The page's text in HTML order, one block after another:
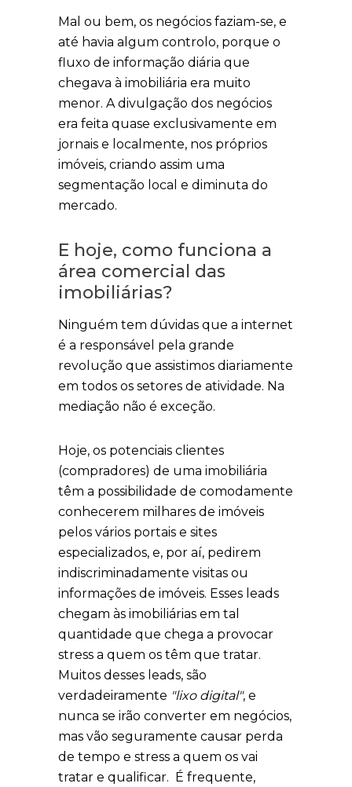
Mal ou bem, os negócios faziam-se, e
até havia algum controlo, porque o
fluxo de informação diária que
chegava à imobiliária era muito
menor. A divulgação dos negócios
era feita quase exclusivamente em
jornais e localmente, nos próprios
imóveis, criando assim uma
segmentação local e diminuta do
mercado.
E hoje, como funciona a
área comercial das
imobiliárias?
Ninguém tem dúvidas que a internet
é a responsável pela grande
revolução que assistimos diariamente
em todos os setores de atividade. Na
mediação não é exceção.
Hoje, os potenciais clientes
(compradores) de uma imobiliária
têm a possibilidade de comodamente
conhecerem milhares de imóveis
pelos vários portais e sites
especializados, e, por aí, pedirem
indiscriminadamente visitas ou
informações de imóveis. Esses leads
chegam às imobiliárias em tal
quantidade que chega a provocar
stress a quem os têm que tratar.
Muitos desses leads, são
verdadeiramente "lixo digital", e
nunca se irão converter em negócios,
mas vão seguramente causar perda
de tempo e stress a quem os vai
tratar e qualificar. É frequente,